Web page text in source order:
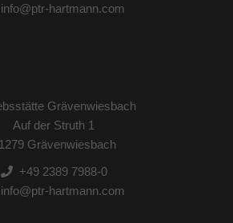
info@ptr-hartmann.com
Grävenwiesbach
Auf der Struth 1
Grävenwiesbach
+49 2389 7988-0
info@ptr-hartmann.com